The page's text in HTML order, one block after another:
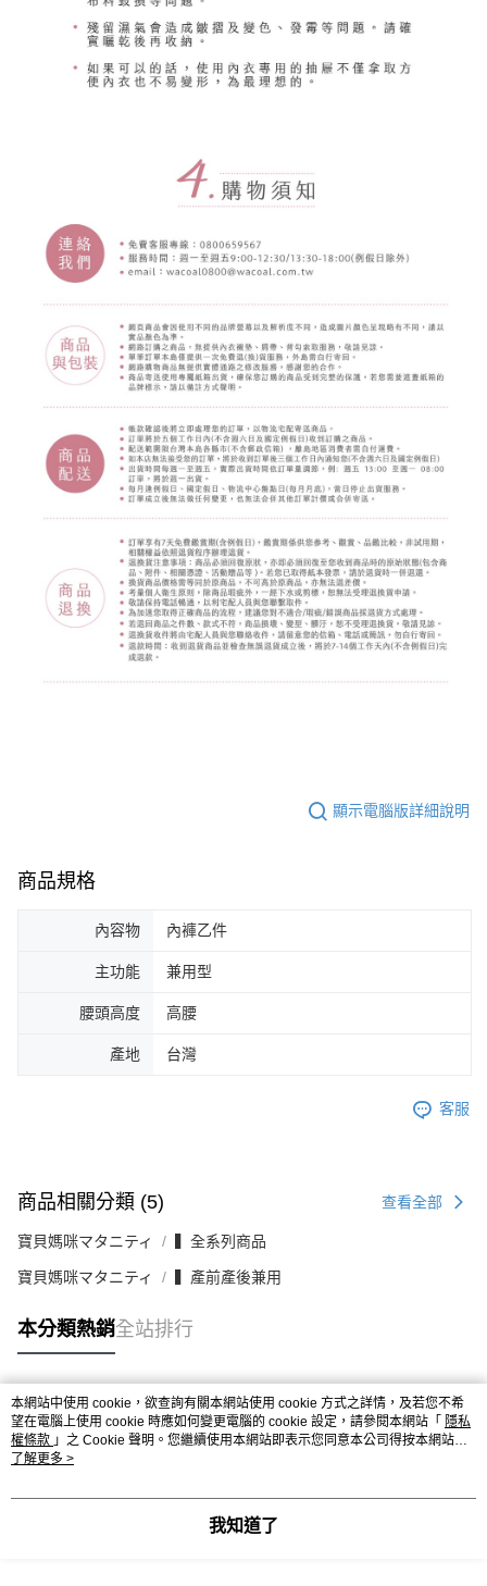
顯示電腦版詳細說明
商品規格
內容物 內褲乙件
主功能 兼用型
腰頭高度 高腰
產地 台灣
客服
商品相關分類 (5) 查看全部
寶貝媽咪マタニティ ▍全系列商品
寶貝媽咪マタニティ ▍產前產後兼用
本分類熱銷全站排行
熱門標籤
本網站中使用 cookie，欲查詢有關本網站使用 cookie 方式之詳情，及若您不希
望在電腦上使用 cookie 時應如何變更電腦的 cookie 設定，請參閱本網站「 隱私
權條款 」之 Cookie 聲明。您繼續使用本網站即表示您同意本公司得按本網站使
用條款之 Cookie 聲明使用 cookie。
了解更多 >
我知道了